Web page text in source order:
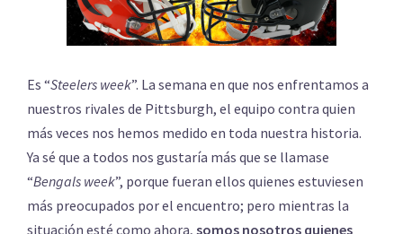
Es “Steelers week”. La semana en que nos enfrentamos a
nuestros rivales de Pittsburgh, el equipo contra quien
más veces nos hemos medido en toda nuestra historia.
Ya sé que a todos nos gustaría más que se llamase
“Bengals week”, porque fueran ellos quienes estuviesen
más preocupados por el encuentro; pero mientras la
situación esté como ahora, somos nosotros quienes